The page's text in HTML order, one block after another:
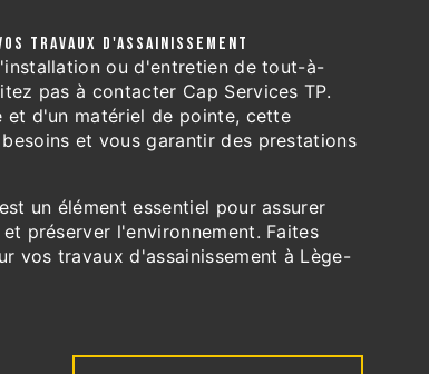
TRAVAUX D'ASSAINISSEMENT
ou d'entretien de tout-à-
pas à contacter Cap Services TP.
et d'un matériel de pointe, cette
et vous garantir des prestations
un élément essentiel pour assurer
préserver l'environnement. Faites
vos travaux d'assainissement à Lège-